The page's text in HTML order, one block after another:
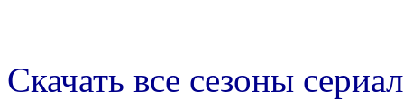
Скачать все сезоны